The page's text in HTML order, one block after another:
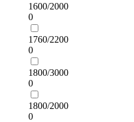
1600/2000
0
1760/2200
0
1800/3000
0
1800/2000
0